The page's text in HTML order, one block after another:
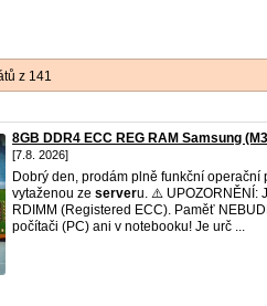
z 141
8GB DDR4 ECC REG RAM Samsung
[7.8. 2026]
Dobrý den, prodám plně funkční operační
vytaženou ze serveru. ⚠️ UPOZORNĚNÍ:
RDIMM (Registered ECC). Paměť
počítači (PC) ani v notebooku! Je urč ...